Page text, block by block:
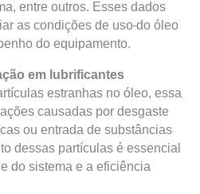
entre outros. Esses dados
as condições de uso do óleo
do equipamento.
em lubrificantes
estranhas no óleo, essa
causadas por desgaste
ou entrada de substâncias
dessas partículas é essencial
do sistema e a eficiência